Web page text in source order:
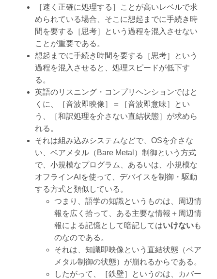
［速く正確に処理する］ことが高いレベルで求
められている場合、そこに想起までに手続き時
間を要する［思考］という過程を混入させない
ことが重要である。
想起までに手続き時間を要する［思考］という
過程を混入させると、処理スピードが低下す
る。
英語のリスニング・コンプリヘンションではと
くに、［音波即映像］＝［音波即意味］とい
う、［和訳処理を介さない直結状態］が求めら
れる。
それは組み込みシステムなどで、OSを介さな
い、ベアメタル（Bare Metal）制御という方式
で、小規模なプログラム、あるいは、小規模な
オフラインAIを使って、デバイスを制御・駆動
する方式と類似している。
つまり、語学の知識というものは、周辺情
報を広く拾って、ある主要な情報＋周辺情
報による記憶として暗記してはいけないも
のなのである。
それは、知識即映像という直結状態（ベア
メタル制御の状態）が崩れるからである。
したがって、［鉄壁］というのは、カバー